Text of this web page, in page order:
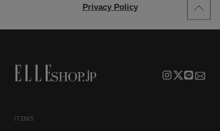
Privacy Policy
ITEMS